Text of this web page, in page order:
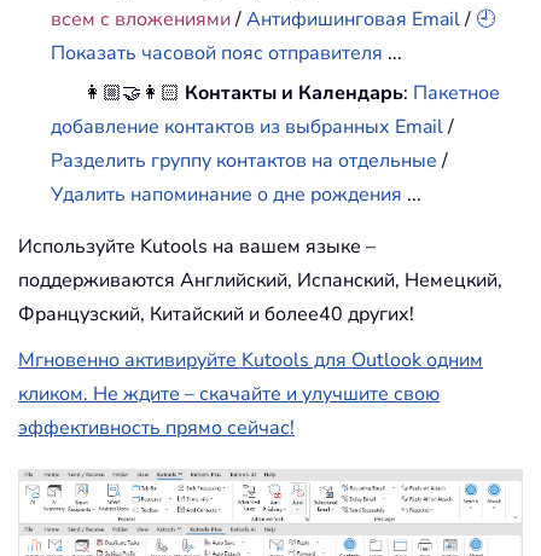
всем с вложениями /Антифишинговая Email/ 🕘
Показать часовой пояс отправителя ...
👩🏼‍🤝‍👩🏻 Контакты и Календарь: Пакетное
добавление контактов из выбранных Email/
Разделить группу контактов на отдельные/
Удалить напоминание о дне рождения ...
Используйте Kutools на вашем языке –
поддерживаются Английский, Испанский, Немецкий,
Французский, Китайский и более40 других!
Мгновенно активируйте Kutools для Outlook одним
кликом. Не ждите – скачайте и улучшите свою
эффективность прямо сейчас!